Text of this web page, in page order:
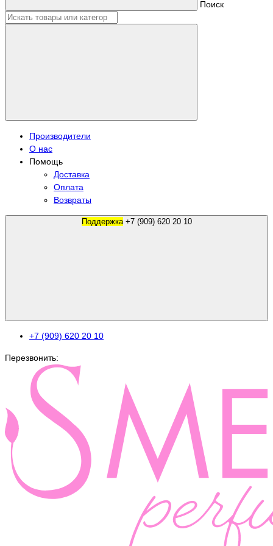
Поиск
Производители
О нас
Помощь
Доставка
Оплата
Возвраты
Поддержка +7 (909) 620 20 10
+7 (909) 620 20 10
Перезвонить: